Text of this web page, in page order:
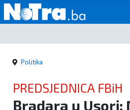
Početna
Vijesti
Sport
Politika
PREDSJEDNICA FBiH
Bradara u Usori: